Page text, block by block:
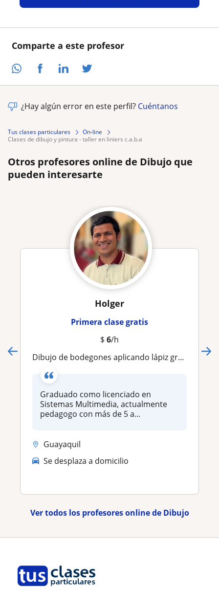
Comparte a este profesor
¿Hay algún error en este perfil? Cuéntanos
Tus clases particulares
On-line
clases de dibujo y pintura - taller en liniers c.a.b.a
Otros profesores online de Dibujo que
pueden interesarte
Holger
Primera clase gratis
$ 6/h
Dibujo de bodegones aplicando lápiz grafito, sepia o sanguina
Graduado como licenciado en
Sistemas Multimedia, actualmente
pedagogo con más de 5 a...
Guayaquil
Se desplaza a domicilio
Ver todos los profesores online de Dibujo